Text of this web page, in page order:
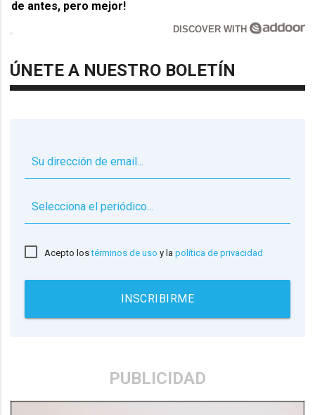
de antes, pero mejor!
DISCOVER WITH
ÚNETE A NUESTRO BOLETÍN
Acepto lostérminos de uso y lapolítica de privacidad
INSCRIBIRME
PUBLICIDAD